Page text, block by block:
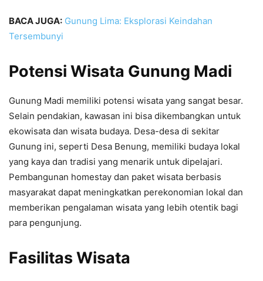
BACA JUGA: Gunung Lima: Eksplorasi Keindahan
Tersembunyi
Potensi Wisata Gunung Madi
Gunung Madi memiliki potensi wisata yang sangat besar.
Selain pendakian, kawasan ini bisa dikembangkan untuk
ekowisata dan wisata budaya. Desa-desa di sekitar
Gunung ini, seperti Desa Benung, memiliki budaya lokal
yang kaya dan tradisi yang menarik untuk dipelajari.
Pembangunan homestay dan paket wisata berbasis
masyarakat dapat meningkatkan perekonomian lokal dan
memberikan pengalaman wisata yang lebih otentik bagi
para pengunjung.
Fasilitas Wisata